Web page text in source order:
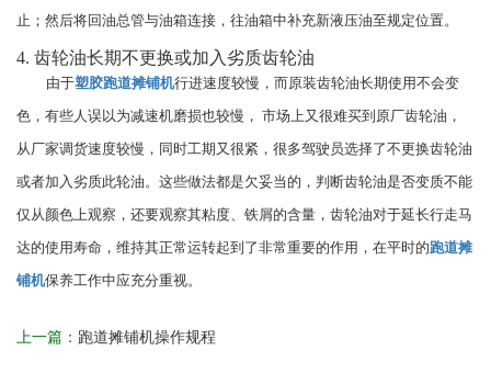
止；然后将回油总管与油箱连接，往油箱中补充新液压油至规定位置。
4. 齿轮油长期不更换或加入劣质齿轮油
由于塑胶跑道摊铺机行进速度较慢，而原装齿轮油长期使用不会变
色，有些人误以为减速机磨损也较慢， 市场上又很难买到原厂齿轮油，
从厂家调货速度较慢，同时工期又很紧，很多驾驶员选择了不更换齿轮油
或者加入劣质此轮油。这些做法都是欠妥当的，判断齿轮油是否变质不能
仅从颜色上观察，还要观察其粘度、铁屑的含量，齿轮油对于延长行走马
达的使用寿命，维持其正常运转起到了非常重要的作用，在平时的跑道摊
铺机保养工作中应充分重视。
上一篇： 跑道摊铺机操作规程